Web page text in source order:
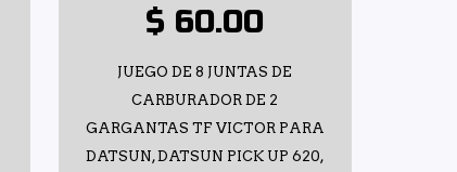
$ 60.00
JUEGO DE 8 JUNTAS DE
CARBURADOR DE 2
GARGANTAS TF VICTOR PARA
DATSUN, DATSUN PICK UP 620,